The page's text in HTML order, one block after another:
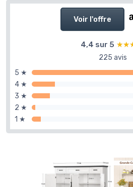
Voir l'offre
4,4 sur 5
225 avis
5 ★
4 ★
3 ★
2 ★
1 ★